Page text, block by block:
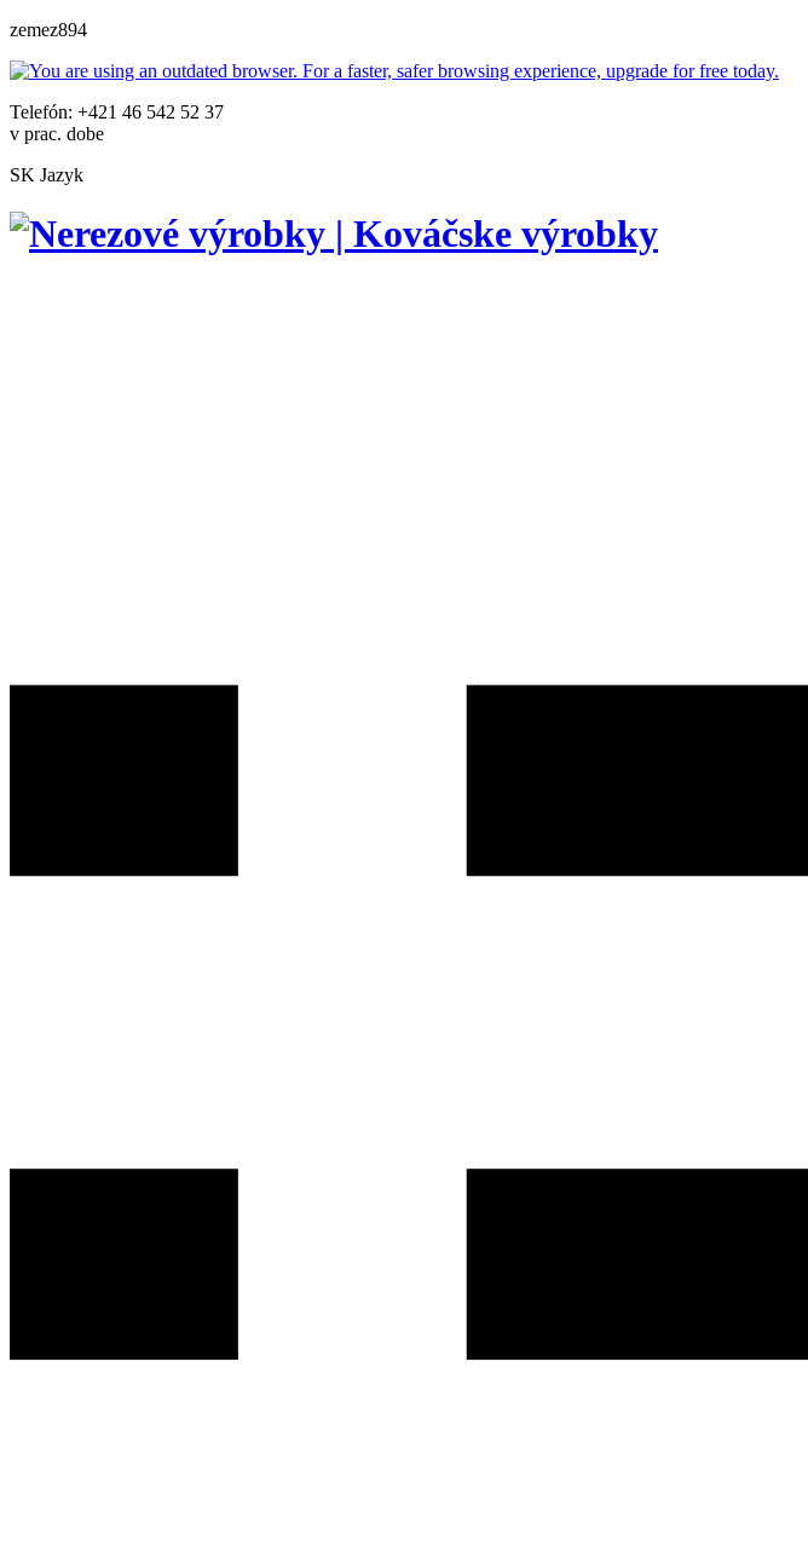
zemez894
Telefón: +421 46 542 52 37
v prac. dobe
SK Jazyk